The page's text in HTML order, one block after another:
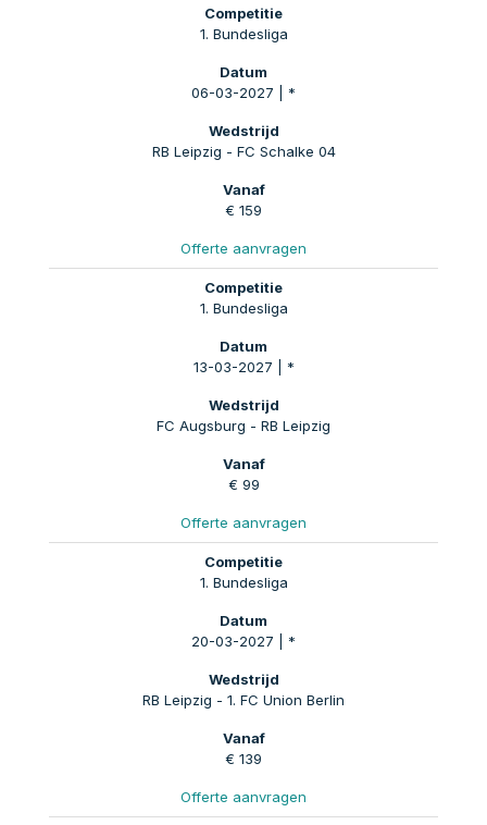
1. Bundesliga
06-03-2027 | *
RB Leipzig - FC Schalke 04
€ 159
Offerte aanvragen
1. Bundesliga
13-03-2027 | *
FC Augsburg - RB Leipzig
€ 99
Offerte aanvragen
1. Bundesliga
20-03-2027 | *
RB Leipzig - 1. FC Union Berlin
€ 139
Offerte aanvragen